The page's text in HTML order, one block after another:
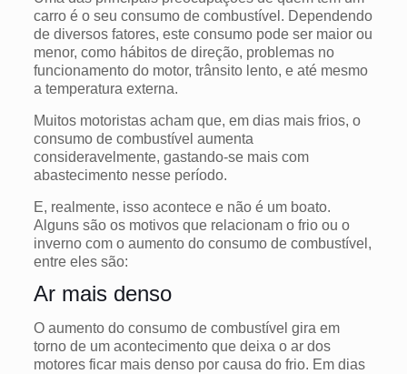
carro é o seu consumo de combustível. Dependendo
de diversos fatores, este consumo pode ser maior ou
menor, como hábitos de direção, problemas no
funcionamento do motor, trânsito lento, e até mesmo
a temperatura externa.
Muitos motoristas acham que, em dias mais frios, o
consumo de combustível aumenta
consideravelmente, gastando-se mais com
abastecimento nesse período.
E, realmente, isso acontece e não é um boato.
Alguns são os motivos que relacionam o frio ou o
inverno com o aumento do consumo de combustível,
entre eles são:
Ar mais denso
O aumento do consumo de combustível gira em
torno de um acontecimento que deixa o ar dos
motores ficar mais denso por causa do frio. Em dias